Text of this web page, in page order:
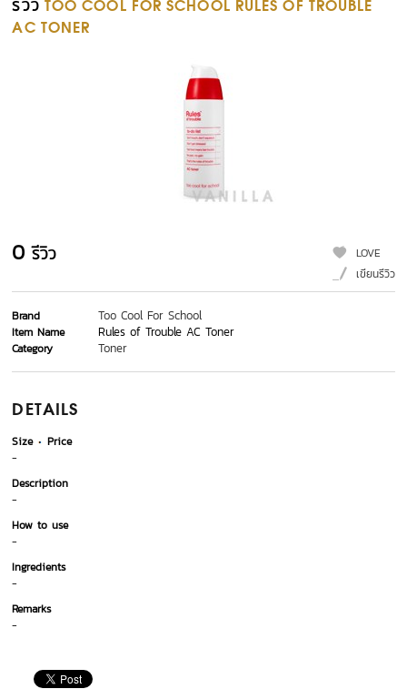
รีวิว TOO COOL FOR SCHOOL RULES OF TROUBLE
AC TONER
0 รีวิว
LOVE
เขียนรีวิว
Brand Too Cool For School
Item Name Rules of Trouble AC Toner
Category Toner
DETAILS
Size
Price
-
Description
-
How to use
-
Ingredients
-
Remarks
-